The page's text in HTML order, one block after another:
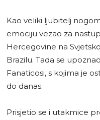
Kao veliki ljubitelj
emociju vezao za
Hercegovine na
Brazilu. Tada se
Fanaticosi, s kojima je
do danas.
Prisjetio se i utakmice